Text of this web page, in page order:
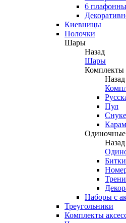
6
Киевницы
Полочки
Шары
Назад
Шары
Комплекты
Назад
Пул
Назад
Битки
Наборы с
Треугольники
Комплекты